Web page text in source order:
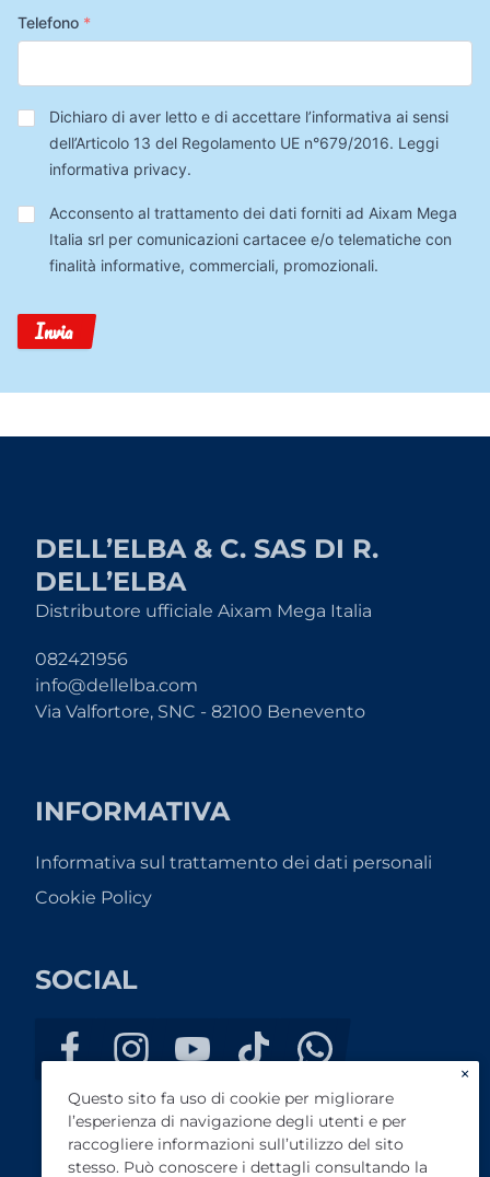
Telefono *
Privacy*
Dichiaro di aver letto e di accettare l’informativa ai sensi
dell’Articolo 13 del Regolamento UE n°679/2016. Leggi
informativa privacy.
Trattamento
Dati
Acconsento al trattamento dei dati forniti ad Aixam Mega
Italia srl per comunicazioni cartacee e/o telematiche con
finalità informative, commerciali, promozionali.
Invia
DELL’ELBA & C. SAS DI R.
DELL’ELBA
Distributore ufficiale Aixam Mega Italia
082421956
info@dellelba.com
Via Valfortore, SNC - 82100 Benevento
INFORMATIVA
Informativa sul trattamento dei dati personali
Cookie Policy
SOCIAL
×
Questo sito fa uso di cookie per migliorare
l’esperienza di navigazione degli utenti e per
raccogliere informazioni sull’utilizzo del sito
stesso. Può conoscere i dettagli consultando la